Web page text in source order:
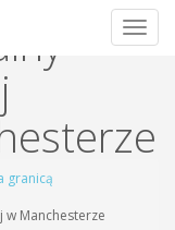
granicą
w Manchesterze